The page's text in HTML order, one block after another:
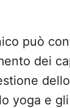
può
dei
yoga e